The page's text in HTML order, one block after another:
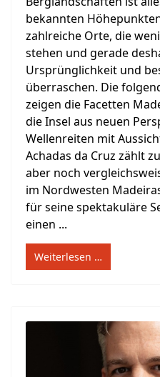
bekannten
zahlreiche Orte, die
stehen und gerade
Ursprünglichkeit und
überraschen. Die
zeigen die Facetten
die Insel aus neuen
Wellenreiten mit
Achadas da Cruz zählt
aber noch
im Nordwesten
für seine spektakuläre
einen ...
Weiterlesen …